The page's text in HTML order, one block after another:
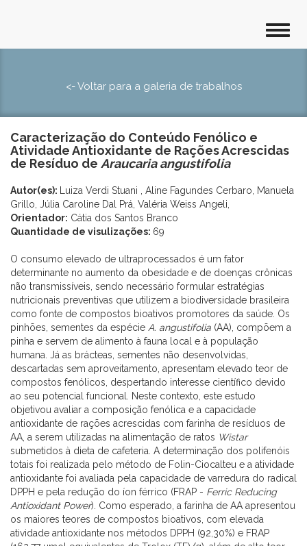
<- Voltar para a galeria de trabalhos
Caracterização do Conteúdo Fenólico e
Atividade Antioxidante de Rações Acrescidas
de Resíduo de Araucaria angustifolia
Autor(es):
Luiza Verdi Stuani , Aline Fagundes Cerbaro, Manuela
Grillo, Júlia Caroline Dal Prá, Valéria Weiss Angeli,
Orientador: Cátia dos Santos Branco
Quantidade de visulizações: 69
O consumo elevado de ultraprocessados é um fator
determinante no aumento da obesidade e de doenças crônicas
não transmissíveis, sendo necessário formular estratégias
nutricionais preventivas que utilizem a biodiversidade brasileira
como fonte de compostos bioativos promotores da saúde. Os
pinhões, sementes da espécie A. angustifolia (AA), compõem a
pinha e servem de alimento à fauna local e à população
humana. Já as brácteas, sementes não desenvolvidas,
descartadas sem aproveitamento, apresentam elevado teor de
compostos fenólicos, despertando interesse científico devido
ao seu potencial funcional. Neste contexto, este estudo
objetivou avaliar a composição fenólica e a capacidade
antioxidante de rações acrescidas com farinha de resíduos de
AA, a serem utilizadas na alimentação de ratos Wistar
submetidos à dieta de cafeteria. A determinação dos polifenóis
totais foi realizada pelo método de Folin-Ciocalteu e a atividade
antioxidante foi avaliada pela capacidade de varredura do radical
DPPH e pela redução do íon férrico (FRAP - Ferric Reducing
Antioxidant Power). Como esperado, a farinha de AA apresentou
os maiores teores de compostos bioativos, com elevada
atividade antioxidante nos métodos DPPH (92,30%) e FRAP